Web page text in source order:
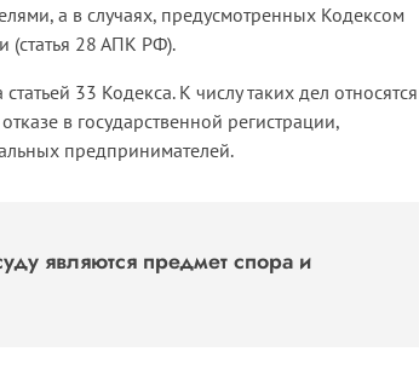
а в случаях, предусмотренных Кодексом
(статья 28 АПК РФ).
33 Кодекса. К числу таких дел относятся
в государственной регистрации,
предпринимателей.
являются предмет спора и